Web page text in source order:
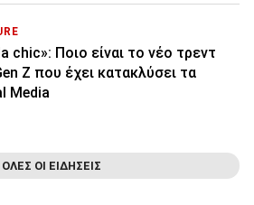
chic»: Ποιο είναι το νέο τρεντ
Z που έχει κατακλύσει τα
Media
ΟΛΕΣ ΟΙ ΕΙΔΗΣΕΙΣ